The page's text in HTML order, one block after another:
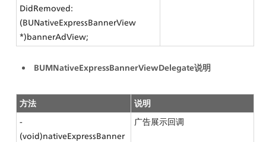
DidRemoved:
(BUNativeExpressBannerView
*)bannerAdView;
BUMNativeExpressBannerViewDelegate说明
方法
说明
-
(void)nativeExpressBanner
广告展示回调